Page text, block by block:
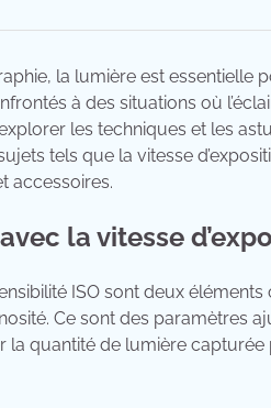
la lumière est essentielle
à des situations où
les techniques et les
tels que la vitesse
accessoires.
la vitesse
ISO sont deux
Ce sont des paramètres
quantité de lumière capturée